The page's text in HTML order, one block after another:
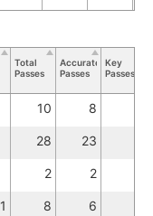
Total
Passes
Accurate
Passes
Key
Passes
10 8
28 23
2 2
1 8 6